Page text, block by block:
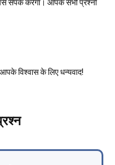
संपर्क करेगा। आपके सभी प्रश्नों
विश्वास के लिए धन्यवाद!